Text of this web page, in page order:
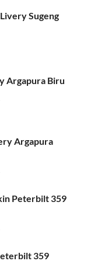
Sugeng
Argapura Biru
Argapura
Peterbilt 359
359